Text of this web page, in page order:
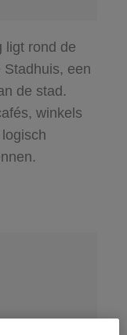
ligt rond de
een
de stad.
winkels